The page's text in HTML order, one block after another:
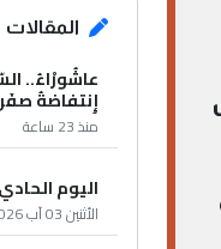
المقالات
عاشُورْاءُ..
إِنتفاضةُ
منذ 23 ساعة
اليوم
الأثنين 03 آب 2026